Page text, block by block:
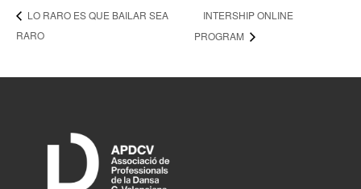
LO RARO ES QUE BAILAR SEA
RARO
INTERSHIP ONLINE
PROGRAM